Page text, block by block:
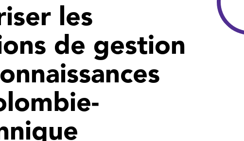
les
de gestion